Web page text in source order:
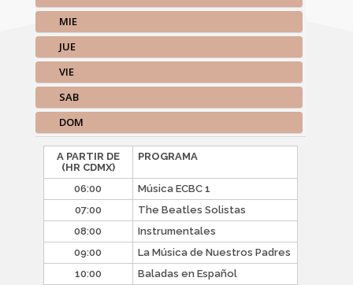
MIE
JUE
VIE
SAB
DOM
A PARTIR DE
(HR CDMX)
PROGRAMA
06:00
Música ECBC 1
07:00
The Beatles Solistas
08:00
Instrumentales
09:00
La Música de Nuestros Padres
10:00
Baladas en Español